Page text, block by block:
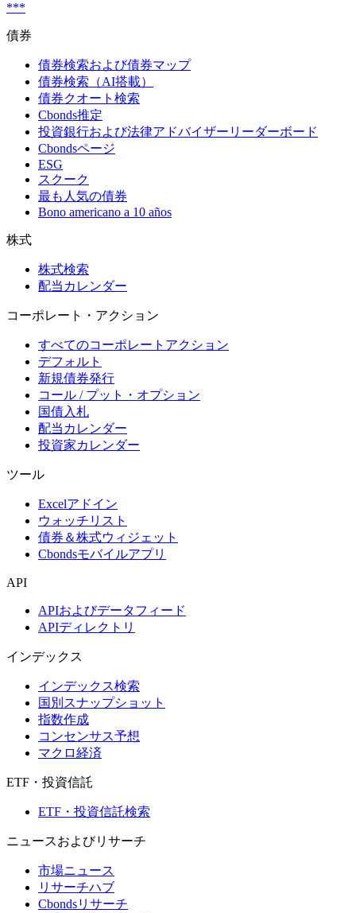
***
債券
債券検索および債券マップ
債券検索（AI搭載）
債券クオート検索
Cbonds推定
投資銀行および法律アドバイザーリーダーボード
Cbondsページ
ESG
スクーク
最も人気の債券
Bono americano a 10 años
株式
株式検索
配当カレンダー
コーポレート・アクション
すべてのコーポレートアクション
デフォルト
新規債券発行
コール / プット・オプション
国債入札
配当カレンダー
投資家カレンダー
ツール
Excelアドイン
ウォッチリスト
債券＆株式ウィジェット
Cbondsモバイルアプリ
API
APIおよびデータフィード
APIディレクトリ
インデックス
インデックス検索
国別スナップショット
指数作成
コンセンサス予想
マクロ経済
ETF・投資信託
ETF・投資信託検索
ニュースおよびリサーチ
市場ニュース
リサーチハブ
Cbondsリサーチ